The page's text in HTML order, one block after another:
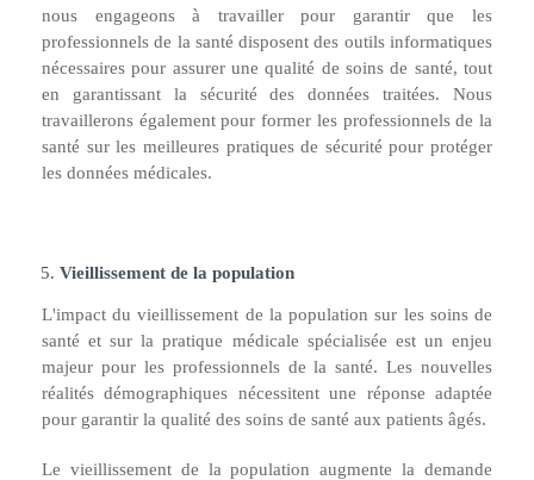
nous engageons à travailler pour garantir que les
professionnels de la santé disposent des outils informatiques
nécessaires pour assurer une qualité de soins de santé, tout
en garantissant la sécurité des données traitées. Nous
travaillerons également pour former les professionnels de la
santé sur les meilleures pratiques de sécurité pour protéger
les données médicales.
Vieillissement de la population
L'impact du vieillissement de la population sur les soins de
santé et sur la pratique médicale spécialisée est un enjeu
majeur pour les professionnels de la santé. Les nouvelles
réalités démographiques nécessitent une réponse adaptée
pour garantir la qualité des soins de santé aux patients âgés.
Le vieillissement de la population augmente la demande